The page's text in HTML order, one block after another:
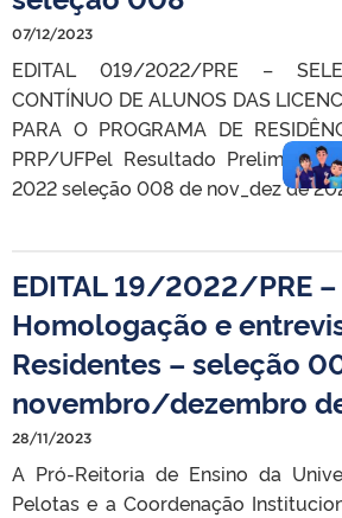
07/12/2023
EDITAL 019/2022/PRE –
CONTÍNUO DE ALUNOS DAS
PARA O PROGRAMA DE
PRP/UFPel Resultado Preliminar
2022 seleção 008 de nov_dez de
EDITAL 19/2022/PRE –
Homologação e
Residentes – seleção
novembro/dezembro
28/11/2023
A Pró-Reitoria de Ensino da
Pelotas e a Coordenação